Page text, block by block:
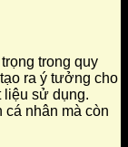
trong quy
ra ý tưởng cho
liệu sử dụng.
nhân mà còn